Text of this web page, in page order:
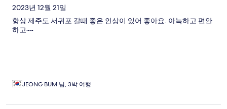
2023년 12월 21일
항상 제주도 서귀포 갈때 좋은 인상이 있어 좋아요. 아늑하고 편안
하고~~
JEONG BUM 님, 3박 여행